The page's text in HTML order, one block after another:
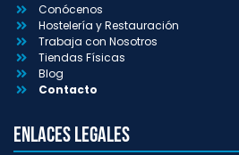
Conócenos
Hostelería y Restauración
Trabaja con Nosotros
Tiendas Físicas
Blog
Contacto
Enlaces Legales